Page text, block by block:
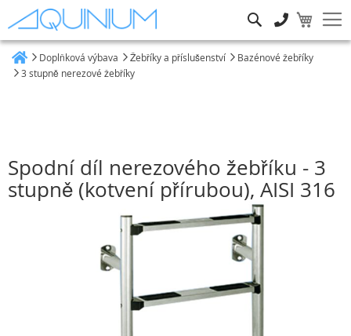
Doplňková výbava Žebříky a příslušenství
Bazénové žebříky
3 stupně nerezové žebříky
Spodní díl nerezového žebříku - 3
stupně (kotvení přírubou), AISI 316